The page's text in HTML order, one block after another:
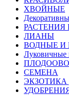
ХВОЙНЫЕ
ЛИАНЫ
ВОДНЫЕ И
Луковичные
СЕМЕНА
ЭКЗОТИКА